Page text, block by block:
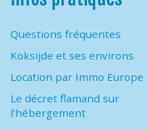
Questions fréquentes
Koksijde et ses environs
Location par Immo Europe
Le décret flamand sur
l’hébergement